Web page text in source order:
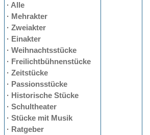
· Alle
· Mehrakter
· Zweiakter
· Einakter
· Weihnachtsstücke
· Freilichtbühnenstücke
· Zeitstücke
· Passionsstücke
· Historische Stücke
· Schultheater
· Stücke mit Musik
· Ratgeber